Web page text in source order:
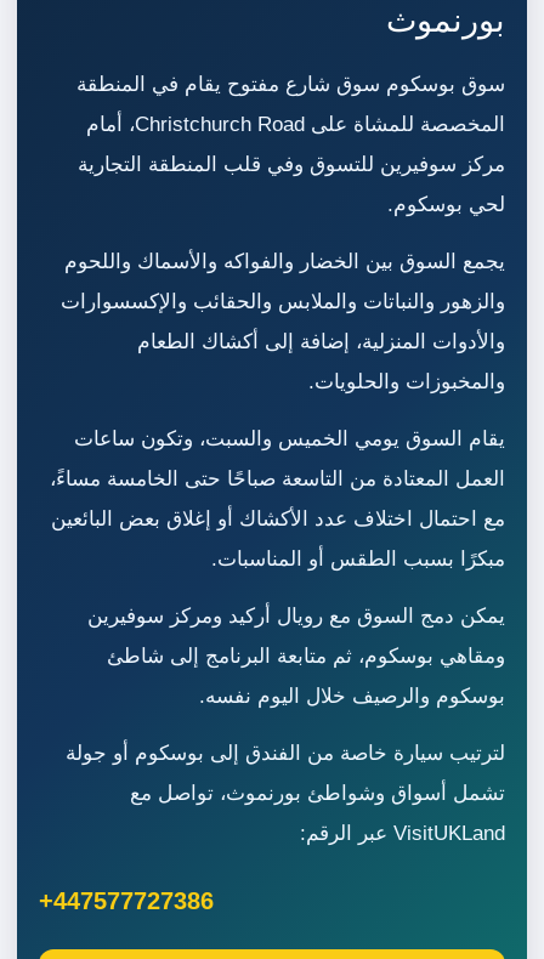
بورنموث
سوق بوسكوم سوق شارع مفتوح يقام في المنطقة
المخصصة للمشاة على Christchurch Road، أمام
مركز سوفيرين للتسوق وفي قلب المنطقة التجارية
لحي بوسكوم.
يجمع السوق بين الخضار والفواكه والأسماك واللحوم
والزهور والنباتات والملابس والحقائب والإكسسوارات
والأدوات المنزلية، إضافة إلى أكشاك الطعام
والمخبوزات والحلويات.
يقام السوق يومي الخميس والسبت، وتكون ساعات
العمل المعتادة من التاسعة صباحًا حتى الخامسة مساءً،
مع احتمال اختلاف عدد الأكشاك أو إغلاق بعض البائعين
مبكرًا بسبب الطقس أو المناسبات.
يمكن دمج السوق مع رويال أركيد ومركز سوفيرين
ومقاهي بوسكوم، ثم متابعة البرنامج إلى شاطئ
بوسكوم والرصيف خلال اليوم نفسه.
لترتيب سيارة خاصة من الفندق إلى بوسكوم أو جولة
تشمل أسواق وشواطئ بورنموث، تواصل مع
VisitUKLand عبر الرقم:
+447577727386